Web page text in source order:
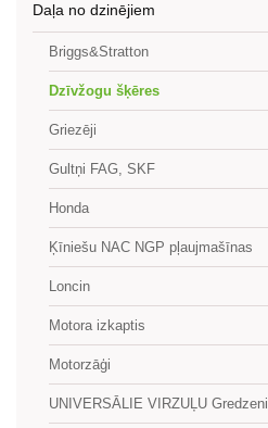
Daļa no dzinējiem
Briggs&Stratton
Dzīvžogu šķēres
Griezēji
Gultņi FAG, SKF
Honda
Ķīniešu NAC NGP pļaujmašīnas
Loncin
Motora izkaptis
Motorzāģi
UNIVERSĀLIE VIRZUĻU Gredzeni